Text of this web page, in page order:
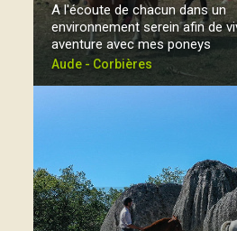
A l'écoute de chacun dans un
environnement serein afin de
aventure avec mes poneys
Aude - Corbières